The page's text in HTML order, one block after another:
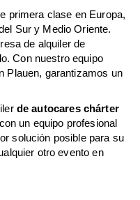
primera clase en Europa,
Sur y Medio Oriente.
de alquiler de
Con nuestro equipo
Plauen, garantizamos un
de autocares chárter
un equipo profesional
solución posible para su
otro evento en